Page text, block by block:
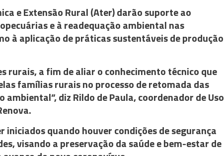
e Extensão Rural (Ater) darão suporte ao
e à readequação ambiental nas
à aplicação de práticas sustentáveis de produção
rurais, a fim de aliar o conhecimento técnico que
famílias rurais no processo de retomada das
diz Rildo de Paula, coordenador de Uso
iniciados quando houver condições de segurança
visando a preservação da saúde e bem-estar de